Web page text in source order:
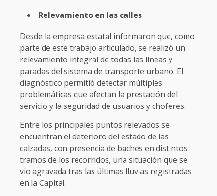
Relevamiento en las calles
Desde la empresa estatal informaron que, como
parte de este trabajo articulado, se realizó un
relevamiento integral de todas las líneas y
paradas del sistema de transporte urbano. El
diagnóstico permitió detectar múltiples
problemáticas que afectan la prestación del
servicio y la seguridad de usuarios y choferes.
Entre los principales puntos relevados se
encuentran el deterioro del estado de las
calzadas, con presencia de baches en distintos
tramos de los recorridos, una situación que se
vio agravada tras las últimas lluvias registradas
en la Capital.